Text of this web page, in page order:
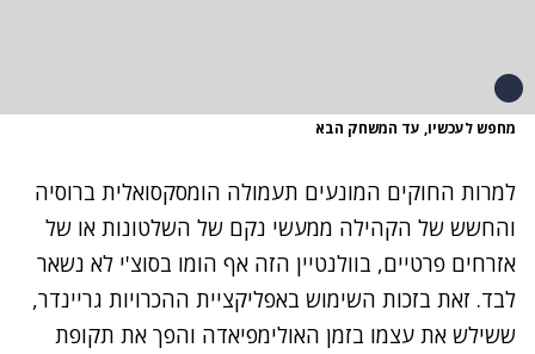
מחפש לעכשיו, עד המשחק הבא
למרות החוקים המונעים תעמולה הומסקסואלית ברוסיה
והחשש של הקהילה ממעשי נקם של השלטונות או של
אזרחים פרטיים, בוולנטיין הזה אף הומו בסוצ'י לא נשאר
לבד. זאת בזכות השימוש באפליקציית ההכרויות גריינדר,
ששילש את עצמו בזמן האולימפיאדה והפך את תקופת